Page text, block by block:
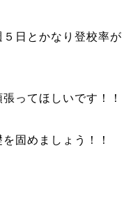
日とかなり登校率が
ってほしいです！！
固めましょう！！